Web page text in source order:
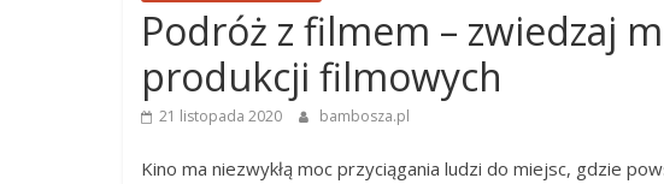
Podróż z filmem – zwiedzaj
produkcji filmowych
21 listopada 2020 bambosza.pl
Kino ma niezwykłą moc przyciągania ludzi do miejsc, gdzie